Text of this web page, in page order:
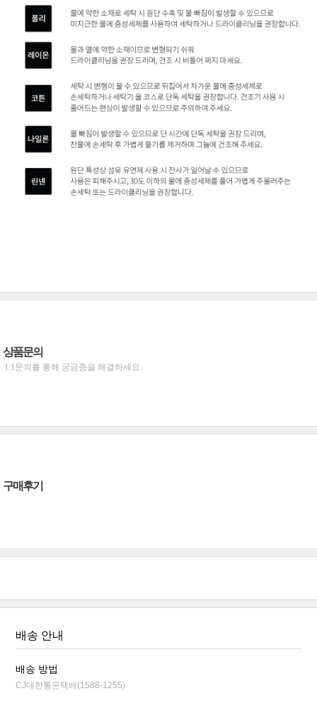
상품문의
1:1문의를 통해 궁금증을 해결하세요.
구매후기
배송 안내
배송 방법
CJ대한통운택배(1588-1255)